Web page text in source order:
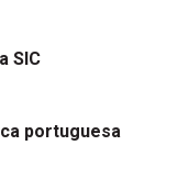
SIC
portuguesa